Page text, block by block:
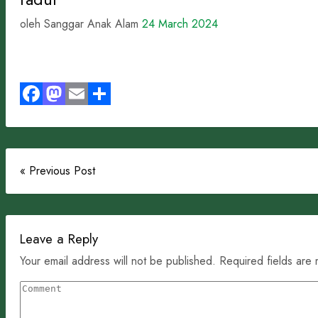
oleh Sanggar Anak Alam 24 March 2024
« Previous Post
Leave a Reply
Your email address will not be published. Required fields are